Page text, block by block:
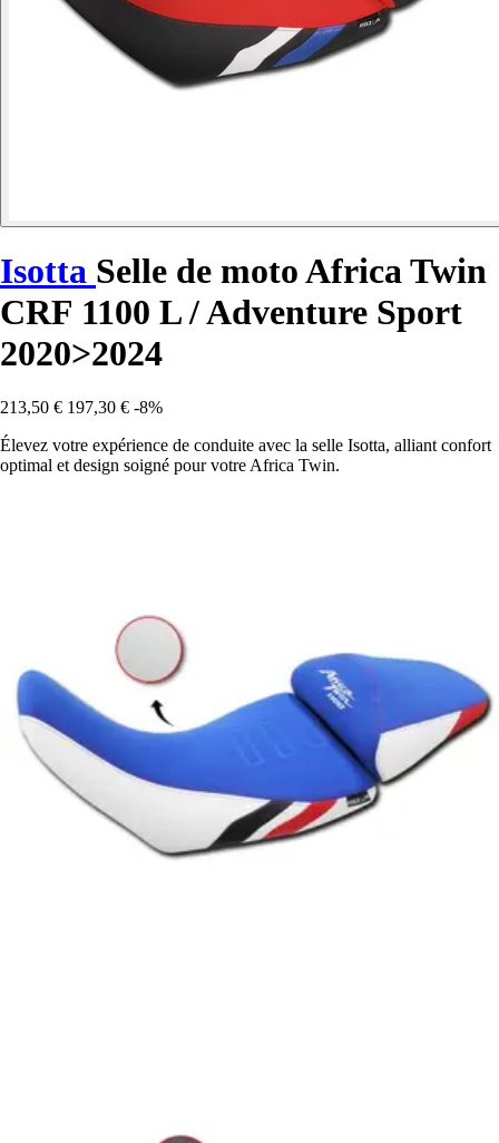
Isotta Selle de moto Africa Twin
CRF 1100 L / Adventure Sport
2020>2024
213,50 € 197,30 € -8%
Élevez votre expérience de conduite avec la selle Isotta, alliant confort
optimal et design soigné pour votre Africa Twin.